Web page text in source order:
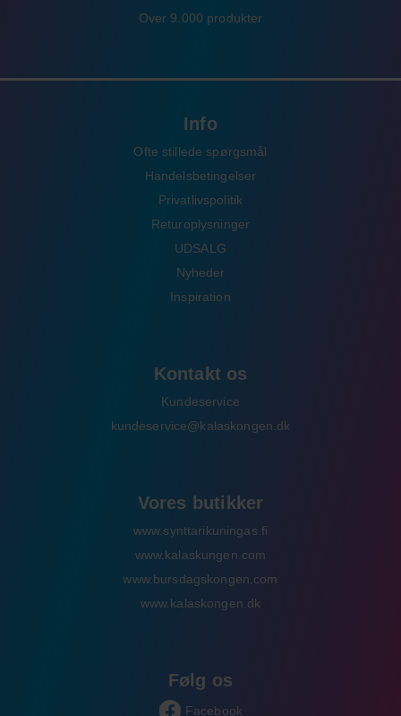
Over 9.000 produkter
Info
Ofte stillede spørgsmål
Handelsbetingelser
Privatlivspolitik
Returoplysninger
UDSALG
Nyheder
Inspiration
Kontakt os
Kundeservice
kundeservice@kalaskongen.dk
Vores butikker
www.synttarikuningas.fi
www.kalaskungen.com
www.bursdagskongen.com
www.kalaskongen.dk
Følg os
Facebook